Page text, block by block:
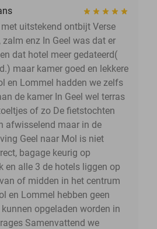
uitstekend ontbijt Verse
zalm enz In Geel was dat er
dat hotel meer gedateerd(
maar kamer goed en lekkere
en Lommel hadden we zelfs
de kamer In Geel wel terras
of zo De fietstochten
afwisselend maar in de
Geel naar Mol is niet
bagage keurig op
en alle 3 de hotels liggen op
of midden in het centrum
en Lommel hebben geen
opgeladen worden in
Samenvattend we